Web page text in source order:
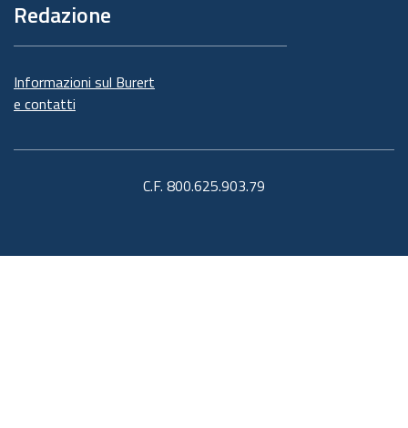
Redazione
Informazioni sul Burert
e contatti
C.F. 800.625.903.79